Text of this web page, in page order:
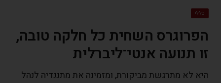
כללי
הפרוגרס השחית כל חלקה טובה,
זו תנועה אנטי־ליברלית
היא לא מתרגשת מביקורת, ומזמינה את מתנגדיה לנהל